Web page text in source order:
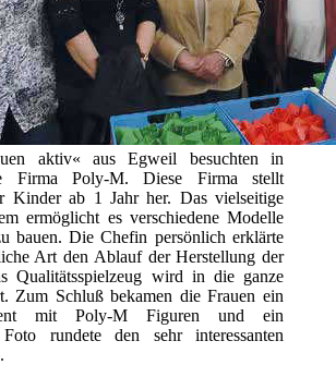
aktiv« aus Egweil besuchten in
Firma Poly-M. Diese Firma stellt
Kinder ab 1 Jahr her. Das vielseitige
ermöglicht es verschiedene Modelle
bauen. Die Chefin persönlich erklärte
Art den Ablauf der Herstellung der
Qualitätsspielzeug wird in die ganze
Zum Schluß bekamen die Frauen ein
mit Poly-M Figuren und ein
Foto rundete den sehr interessanten